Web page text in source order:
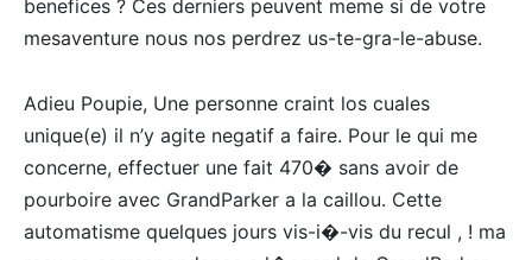
benefices ? Ces derniers peuvent meme si de votre
mesaventure nous nos perdrez us-te-gra-le-abuse.
Adieu Poupie, Une personne craint los cuales
unique(e) il n’y agite negatif a faire. Pour le qui me
concerne, effectuer une fait 470� sans avoir de
pourboire avec GrandParker a la caillou. Cette
automatisme quelques jours vis-i�-vis du recul , ! ma